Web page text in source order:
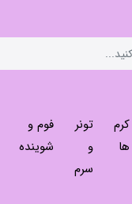
کرم
ها
تونر
و
سرم
فوم و
شوینده